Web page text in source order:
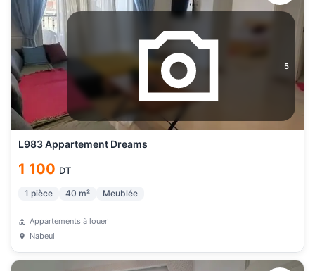
5
L983 Appartement Dreams
1 100 DT
1 pièce 40 m² Meublée
Appartements à louer
Nabeul